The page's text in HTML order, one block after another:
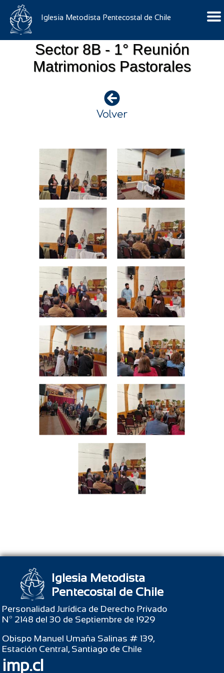
Iglesia Metodista Pentecostal de Chile
Sector 8B - 1° Reunión
Matrimonios Pastorales
Volver
Iglesia Metodista
Pentecostal de Chile
Personalidad Jurídica de Derecho Privado
Nº 2148 del 30 de Septiembre de 1929
Obispo Manuel Umaña Salinas # 139,
Estación Central, Santiago de Chile
imp.cl